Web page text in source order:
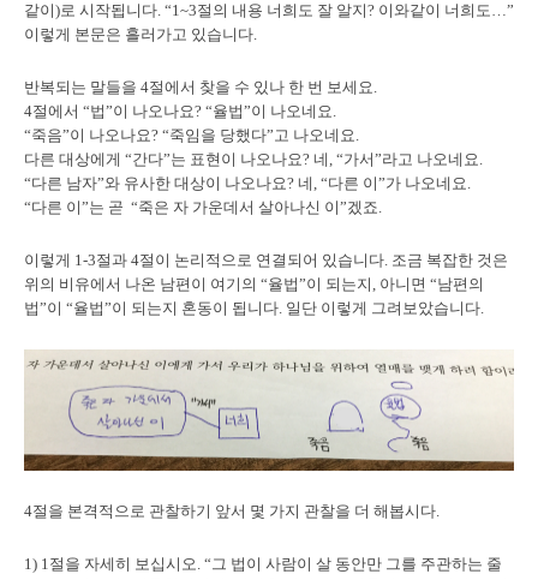
같이)로 시작됩니다. “1~3절의 내용 너희도 잘 알지? 이와같이 너희도…”
이렇게 본문은 흘러가고 있습니다.
반복되는 말들을 4절에서 찾을 수 있나 한 번 보세요.
4절에서 “법”이 나오나요? “율법”이 나오네요.
“죽음”이 나오나요? “죽임을 당했다”고 나오네요.
다른 대상에게 “간다”는 표현이 나오나요? 네, “가서”라고 나오네요.
“다른 남자”와 유사한 대상이 나오나요? 네, “다른 이”가 나오네요.
“다른 이”는 곧 “죽은 자 가운데서 살아나신 이”겠죠.
이렇게 1-3절과 4절이 논리적으로 연결되어 있습니다. 조금 복잡한 것은
위의 비유에서 나온 남편이 여기의 “율법”이 되는지, 아니면 “남편의
법”이 “율법”이 되는지 혼동이 됩니다. 일단 이렇게 그려보았습니다.
4절을 본격적으로 관찰하기 앞서 몇 가지 관찰을 더 해봅시다.
1) 1절을 자세히 보십시오. “그 법이 사람이 살 동안만 그를 주관하는 줄